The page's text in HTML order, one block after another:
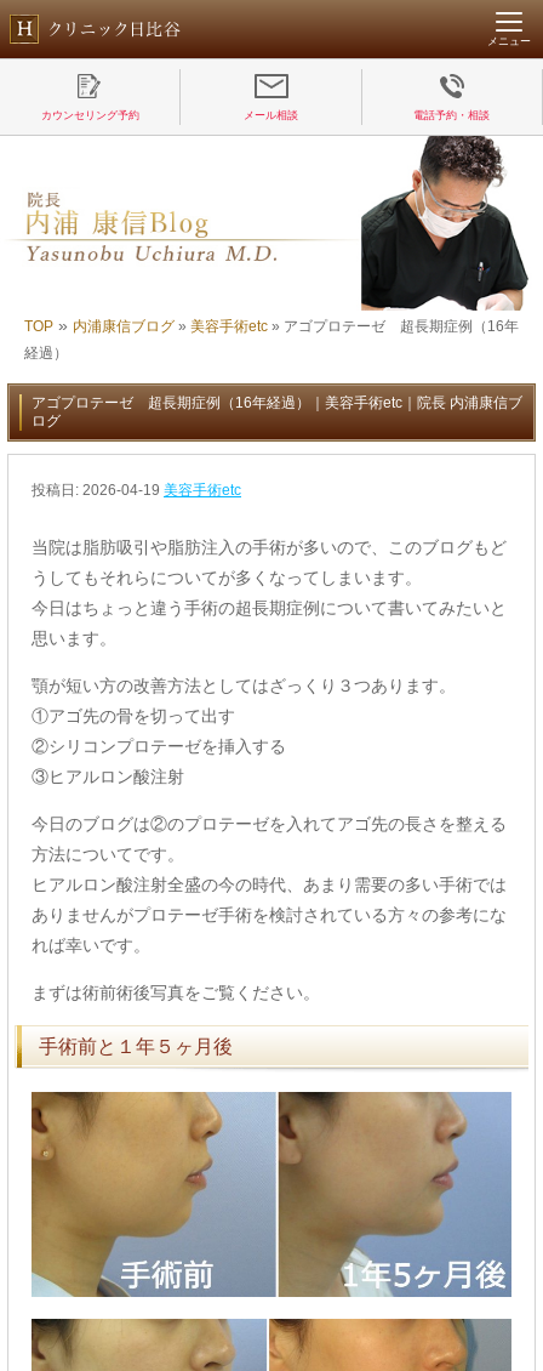
メニュー
カウンセリング予約 メール相談 電話予約・相談
TOP » 内浦康信ブログ » 美容手術etc » アゴプロテーゼ 超長期症例（16年
経過）
アゴプロテーゼ 超長期症例（16年経過）｜美容手術etc｜院長 内浦康信ブ
ログ
投稿日: 2026-04-19 美容手術etc
当院は脂肪吸引や脂肪注入の手術が多いので、このブログもど
うしてもそれらについてが多くなってしまいます。
今日はちょっと違う手術の超長期症例について書いてみたいと
思います。
顎が短い方の改善方法としてはざっくり３つあります。
①アゴ先の骨を切って出す
②シリコンプロテーゼを挿入する
③ヒアルロン酸注射
今日のブログは②のプロテーゼを入れてアゴ先の長さを整える
方法についてです。
ヒアルロン酸注射全盛の今の時代、あまり需要の多い手術では
ありませんがプロテーゼ手術を検討されている方々の参考にな
れば幸いです。
まずは術前術後写真をご覧ください。
手術前と１年５ヶ月後